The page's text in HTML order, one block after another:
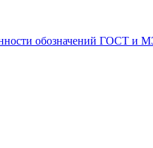
обозначений ГОСТ и